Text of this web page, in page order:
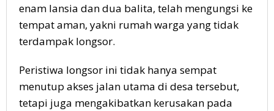
enam lansia dan dua balita, telah mengungsi ke
tempat aman, yakni rumah warga yang tidak
terdampak longsor.
Peristiwa longsor ini tidak hanya sempat
menutup akses jalan utama di desa tersebut,
tetapi juga mengakibatkan kerusakan pada